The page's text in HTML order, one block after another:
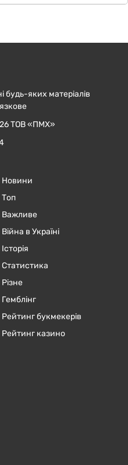
будь-яких матеріалів
ТОВ «ПМХ»
Новини
Топ
Важливе
Війна в Україні
Історія
Статистика
Різне
Гемблінг
Рейтинг букмекерів
Рейтинг казино